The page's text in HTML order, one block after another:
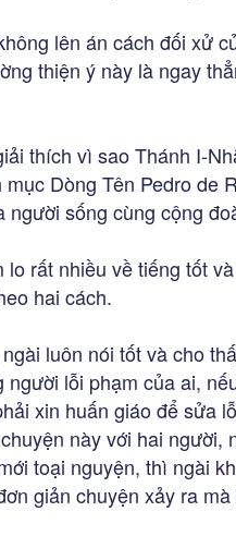
lên án cách đối xử
thiện ý này là ngay
thích vì sao Thánh I-
mục Dòng Tên Pedro de
người sống cùng cộng
lo rất nhiều về tiếng tốt
hai cách.
luôn nói tốt và cho
người lỗi phạm của ai,
xin huấn giáo để sửa
này với hai người,
toại nguyện, thì ngài
giản chuyện xảy ra